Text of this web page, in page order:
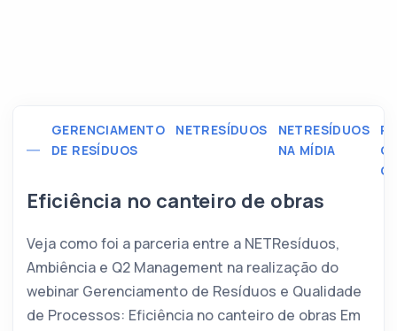
GERENCIAMENTO
DE RESÍDUOS
NETRESÍDUOS
NETRESÍDUOS
NA MÍDIA
Eficiência no canteiro de obras
Veja como foi a parceria entre a NETResíduos,
Ambiência e Q2 Management na realização do
webinar Gerenciamento de Resíduos e Qualidade
de Processos: Eficiência no canteiro de obras Em